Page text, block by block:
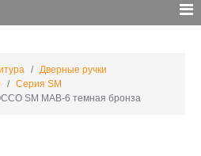
Дверные ручки
Серия SM
SM MAB-6 темная бронза